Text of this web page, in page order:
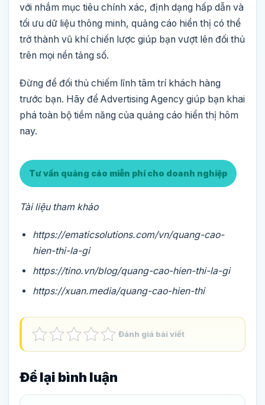
với nhắm mục tiêu chính xác, định dạng hấp dẫn và
tối ưu dữ liệu thông minh, quảng cáo hiển thị có thể
trở thành vũ khí chiến lược giúp bạn vượt lên đối thủ
trên mọi nền tảng số.
Đừng để đối thủ chiếm lĩnh tâm trí khách hàng
trước bạn. Hãy để Advertising Agency giúp bạn khai
phá toàn bộ tiềm năng của quảng cáo hiển thị hôm
nay.
Tư vấn quảng cáo miễn phí cho doanh nghiệp
Tài liệu tham khảo
https://ematicsolutions.com/vn/quang-cao-
hien-thi-la-gi
https://tino.vn/blog/quang-cao-hien-thi-la-gi
https://xuan.media/quang-cao-hien-thi
Đánh giá bài viết
Để lại bình luận